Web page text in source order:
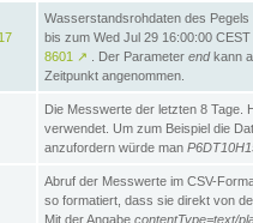
Wasserstandsrohdaten des
bis zum Wed Jul 29 16:00:00
8601
↗ . Der Parameter endkann
Zeitpunkt angenommen.
Die Messwerte der letzten 8 Tage.
verwendet. Um zum Beispiel die
anzufordern würde man
Abruf der Messwerte im CSV-
so formatiert, dass sie direkt von
Mit der Angabe contentType=text/